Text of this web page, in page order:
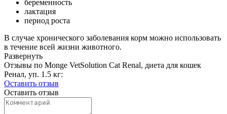
беременность
лактация
период роста
В случае хронического заболевания корм можно использовать
в течение всей жизни животного.
Развернуть
Отзывы по Monge VetSolution Cat Renal, диета для кошек
Ренал, уп. 1.5 кг:
Оставить отзыв
Оставить отзыв